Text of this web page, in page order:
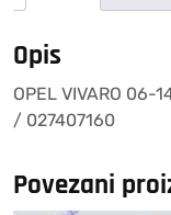
RETROVIZOR
(8
PIN)
/
027407160
Opis
OPEL VIVARO 06-
/ 027407160
Povezani